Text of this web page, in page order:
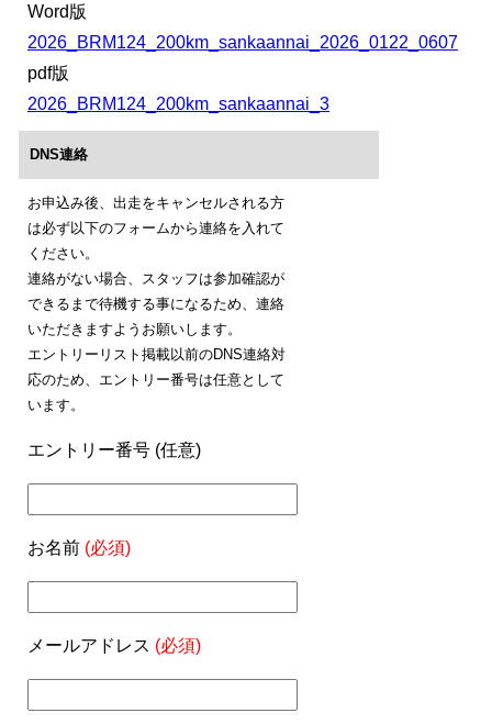
Word版
2026_BRM124_200km_sankaannai_2026_0122_0607
pdf版
2026_BRM124_200km_sankaannai_3
DNS連絡
お申込み後、出走をキャンセルされる方
は必ず以下のフォームから連絡を入れて
ください。
連絡がない場合、スタッフは参加確認が
できるまで待機する事になるため、連絡
いただきますようお願いします。
エントリーリスト掲載以前のDNS連絡対
応のため、エントリー番号は任意として
います。
エントリー番号 (任意)
お名前 (必須)
メールアドレス (必須)